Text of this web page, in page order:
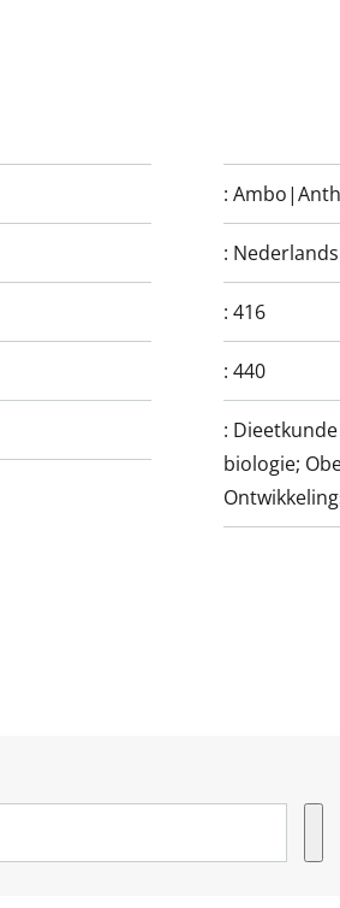
:
: Nederlands
:416
:440
:
biologie;